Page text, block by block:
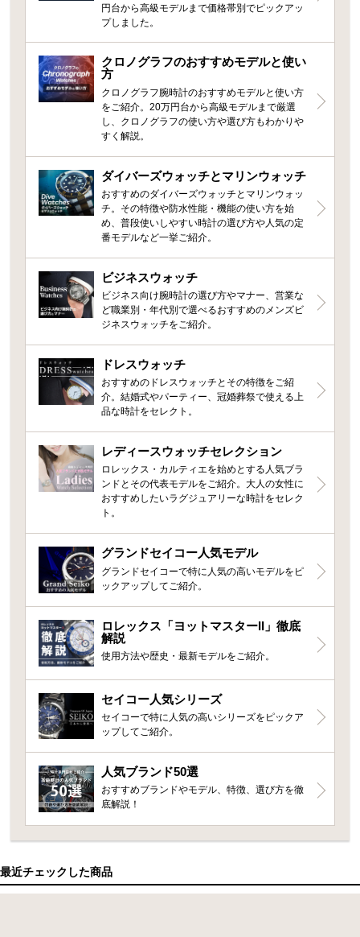
円台から高級モデルまで価格帯別でピックアッ
プしました。
クロノグラフのおすすめモデルと使い
方
クロノグラフ腕時計のおすすめモデルと使い方
をご紹介。20万円台から高級モデルまで厳選
し、クロノグラフの使い方や選び方もわかりや
すく解説。
ダイバーズウォッチとマリンウォッチ
おすすめのダイバーズウォッチとマリンウォッ
チ。その特徴や防水性能・機能の使い方を始
め、普段使いしやすい時計の選び方や人気の定
番モデルなど一挙ご紹介。
ビジネスウォッチ
ビジネス向け腕時計の選び方やマナー、営業な
ど職業別・年代別で選べるおすすめのメンズビ
ジネスウォッチをご紹介。
ドレスウォッチ
おすすめのドレスウォッチとその特徴をご紹
介。結婚式やパーティー、冠婚葬祭で使える上
品な時計をセレクト。
レディースウォッチセレクション
ロレックス・カルティエを始めとする人気ブラ
ンドとその代表モデルをご紹介。大人の女性に
おすすめしたいラグジュアリーな時計をセレク
ト。
グランドセイコー人気モデル
グランドセイコーで特に人気の高いモデルをピ
ックアップしてご紹介。
ロレックス「ヨットマスターII」徹底
解説
使用方法や歴史・最新モデルをご紹介。
セイコー人気シリーズ
セイコーで特に人気の高いシリーズをピックア
ップしてご紹介。
人気ブランド50選
おすすめブランドやモデル、特徴、選び方を徹
底解説！
最近チェックした商品